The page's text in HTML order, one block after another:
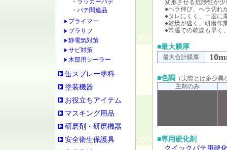
・ラッカーパテ
・パテ関連品
プライマー
プラサフ
静電気対策
サビ対策
木部用シーラー
缶スプレー塗料
塗装機器
お役立ちアイテム
マスキング用品
研磨剤・研磨機器
安全衛生保護具
変形させる危険性が
●ヘラ伸び、ヘラ切れ
●タレにくく、一度に
●乾燥が速く、研磨作
●常温での乾燥も早く
■最大膜厚
最大合計膜厚
■色調 （実際とは多少異
主剤のみ
■専用硬化剤
クイックパテ用硬